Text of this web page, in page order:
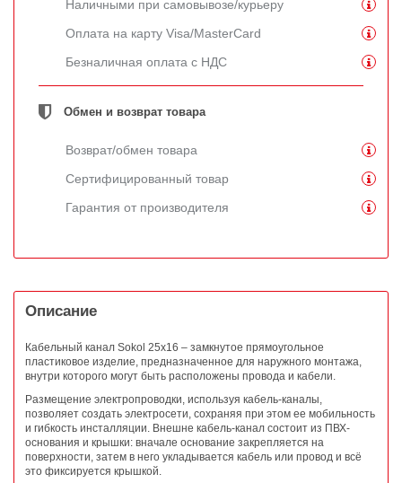
Наличными при самовывозе/курьеру
Оплата на карту Visa/MasterCard
Безналичная оплата с НДС
Обмен и возврат товара
Возврат/обмен товара
Сертифицированный товар
Гарантия от производителя
Описание
Кабельный канал Sokol 25х16 – замкнутое прямоугольное
пластиковое изделие, предназначенное для наружного монтажа,
внутри которого могут быть расположены провода и кабели.
Размещение электропроводки, используя кабель-каналы,
позволяет создать электросети, сохраняя при этом ее мобильность
и гибкость инсталляции. Внешне кабель-канал состоит из ПВХ-
основания и крышки: вначале основание закрепляется на
поверхности, затем в него укладывается кабель или провод и всё
это фиксируется крышкой.